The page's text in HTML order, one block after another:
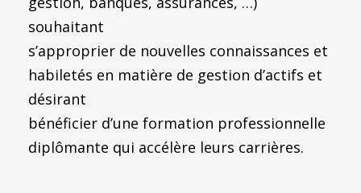
souhaitant
s’approprier de nouvelles connaissances et
habiletés en matière de gestion d’actifs et
désirant
bénéficier d’une formation professionnelle
diplômante qui accélère leurs carrières.